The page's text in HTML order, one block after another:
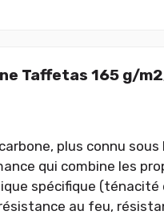
Taffetas 165 g/
plus connu
qui combine les
spécifique
au feu,